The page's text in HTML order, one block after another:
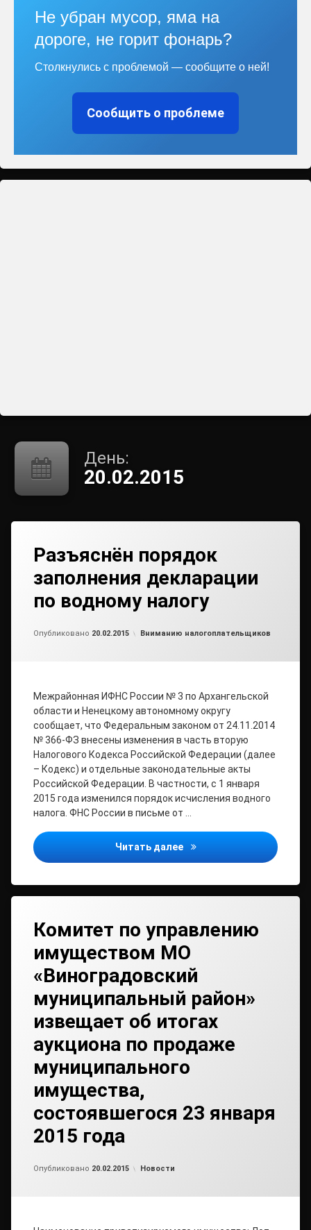
Не убран мусор, яма на
дороге, не горит фонарь?
Столкнулись с проблемой — сообщите о ней!
Сообщить о проблеме
День:
20.02.2015
Разъяснён порядок
заполнения декларации
по водному налогу
Опубликовано 20.02.2015 Рубрики:
Вниманию налогоплательщиков
Межрайонная ИФНС России № 3 по Архангельской
области и Ненецкому автономному округу
сообщает, что Федеральным законом от 24.11.2014
№ 366-ФЗ внесены изменения в часть вторую
Налогового Кодекса Российской Федерации (далее
– Кодекс) и отдельные законодательные акты
Российской Федерации. В частности, с 1 января
2015 года изменился порядок исчисления водного
налога. ФНС России в письме от …
Читать далее Разъяснён порядок
Комитет по управлению
имуществом МО
«Виноградовский
муниципальный район»
извещает об итогах
аукциона по продаже
муниципального
имущества,
состоявшегося 23 января
2015 года
Опубликовано 20.02.2015 Рубрики:
Новости